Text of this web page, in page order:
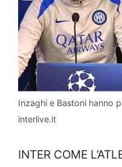
Inzaghi e Bastoni hanno
interlive.it
INTER COME